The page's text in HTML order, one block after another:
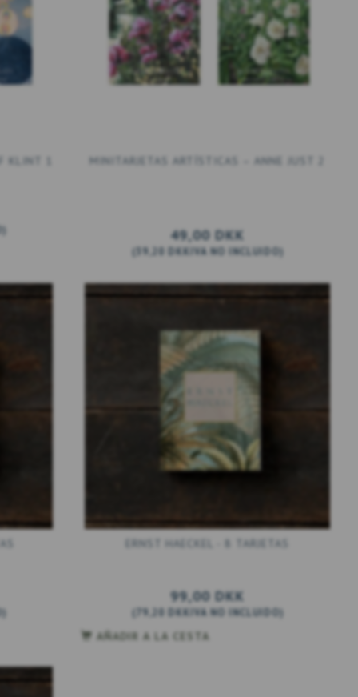
KLINT 1
)
MINITARJETAS ARTÍSTICAS – ANNE JUST 2
49,00 DKK
39,20 DKK IVA NO INCLUIDO)
)
ERNST HAECKEL - 8 TARJETAS
99,00 DKK
79,20 DKK IVA NO INCLUIDO)
AÑADIR A LA CESTA